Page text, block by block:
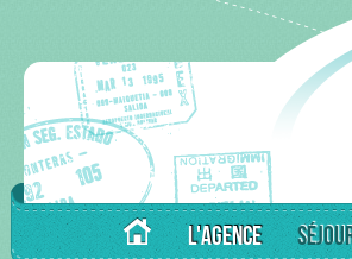
L'AGENCE